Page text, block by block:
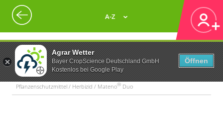
Agrar Wetter
Bayer CropScience Deutschland GmbH
Kostenlos bei Google Play
Öffnen
A-Z
Pflanzenschutzmittel / Herbizid / Mateno® Duo